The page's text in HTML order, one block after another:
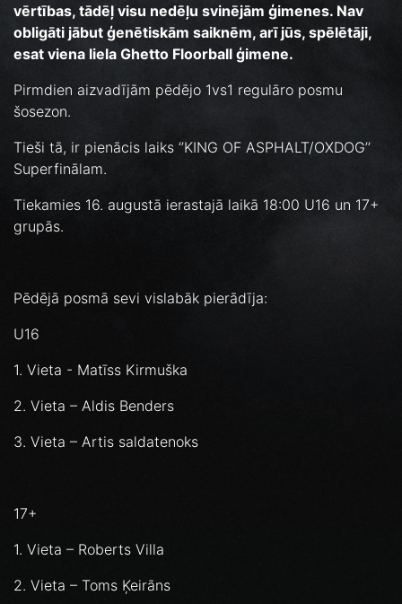
vērtības, tādēļ visu nedēļu svinējām ģimenes. Nav
obligāti jābut ģenētiskām saiknēm, arī jūs, spēlētāji,
esat viena liela Ghetto Floorball ģimene.
Pirmdien aizvadījām pēdējo 1vs1 regulāro posmu
šosezon.
Tieši tā, ir pienācis laiks ‘’KING OF ASPHALT/OXDOG’’
Superfinālam.
Tiekamies 16. augustā ierastajā laikā 18:00 U16 un 17+
grupās.
Pēdējā posmā sevi vislabāk pierādīja:
U16
1. Vieta - Matīss Kirmuška
2. Vieta – Aldis Benders
3. Vieta – Artis saldatenoks
17+
1. Vieta – Roberts Villa
2. Vieta – Toms Ķeirāns